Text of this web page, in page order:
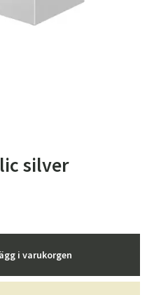
silver
i varukorgen